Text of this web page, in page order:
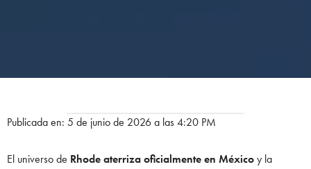
Publicada en: 5 de junio de 2026 a las 4:20 PM
El universo de Rhodeaterriza oficialmente en Méxicoy la